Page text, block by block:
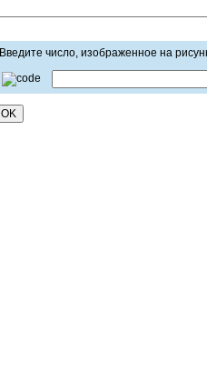
Введите число, изображенное на